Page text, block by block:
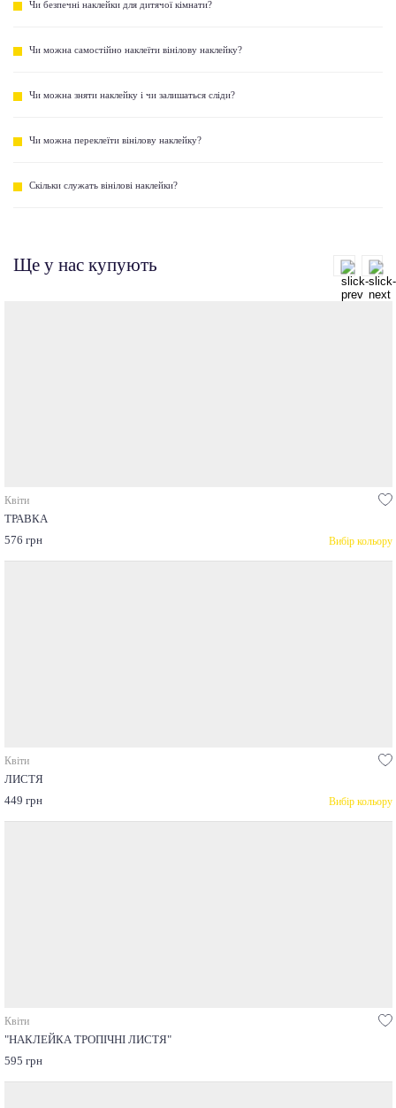
Чи безпечні наклейки для дитячої кімнати?
Чи можна самостійно наклеїти вінілову наклейку?
Чи можна зняти наклейку і чи залишаться сліди?
Чи можна переклеїти вінілову наклейку?
Скільки служать вінілові наклейки?
Ще у нас купують
Квіти
ТРАВКА
576 грн
Вибір кольору
Квіти
ЛИСТЯ
449 грн
Вибір кольору
Квіти
"НАКЛЕЙКА ТРОПІЧНІ ЛИСТЯ"
595 грн